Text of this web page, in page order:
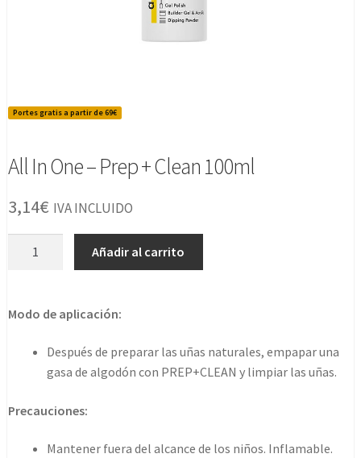
Portes gratis a partir de 69€
All In One – Prep + Clean 100ml
3,14€ IVA INCLUIDO
Prep
cantidad
Añadir al carrito
Modo de aplicación:
Después de preparar las uñas naturales, empapar una
gasa de algodón con PREP+CLEAN y limpiar las uñas.
Precauciones:
Mantener fuera del alcance de los niños. Inflamable.